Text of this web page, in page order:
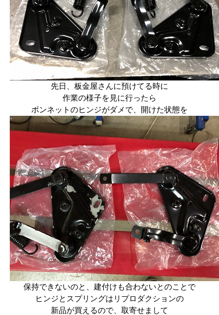
先日、板金屋さんに預けてる時に
作業の様子を見に行ったら
ボンネットのヒンジがダメで、開けた状態を
保持できないのと、建付けも合わないとのことで
ヒンジとスプリングはリプロダクションの
新品が買えるので、取寄せまして